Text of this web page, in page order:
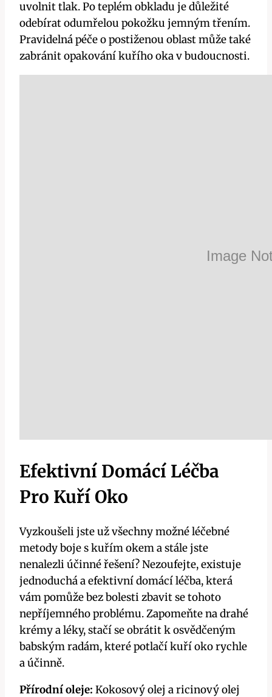
uvolnit tlak. Po teplém obkladu je důležité
odebírat odumřelou pokožku jemným třením.
Pravidelná péče o postiženou oblast může také
zabránit opakování kuřího oka v budoucnosti.
Efektivní Domácí Léčba
Pro Kuří Oko
Vyzkoušeli jste už všechny možné léčebné
metody boje s kuřím okem a stále jste
nenalezli účinné řešení? Nezoufejte, existuje
jednoduchá a efektivní domácí léčba, která
vám pomůže bez bolesti zbavit se tohoto
nepříjemného problému. Zapomeňte na drahé
krémy a léky, stačí se obrátit k osvědčeným
babským radám, které potlačí kuří oko rychle
a účinně.
Přírodní oleje: Kokosový olej a ricinový olej